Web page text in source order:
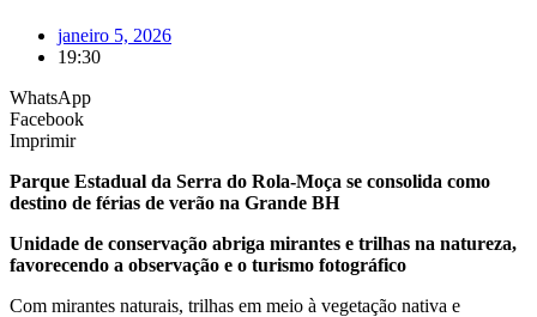
janeiro 5, 2026
19:30
WhatsApp
Facebook
Imprimir
Parque Estadual da Serra do Rola-Moça se consolida como
destino de férias de verão na Grande BH
Unidade de conservação abriga mirantes e trilhas na natureza,
favorecendo a observação e o turismo fotográfico
Com mirantes naturais, trilhas em meio à vegetação nativa e